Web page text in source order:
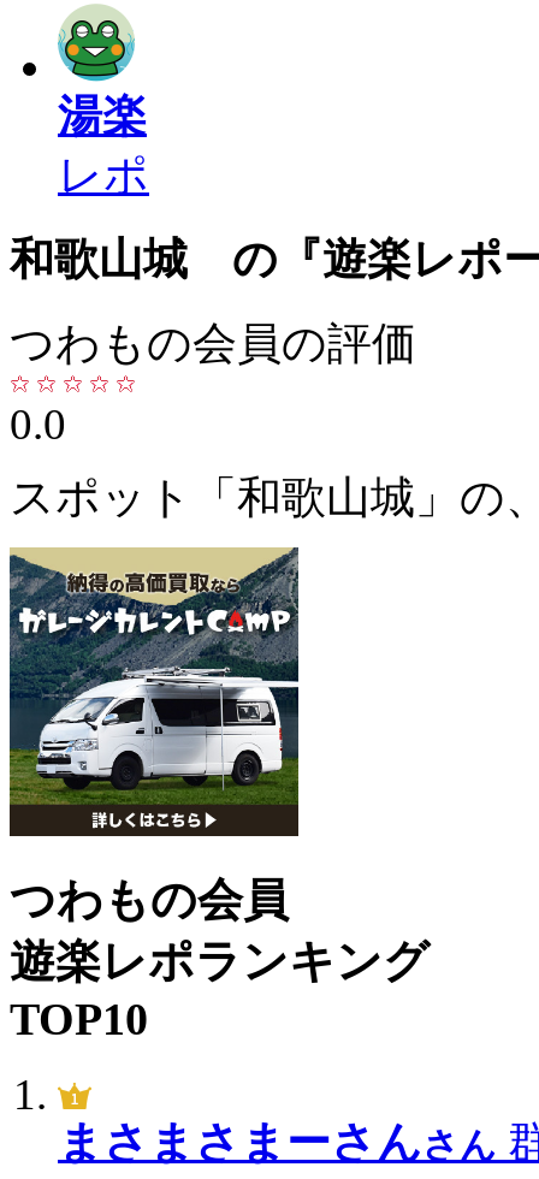
湯楽
レポ
和歌山城 の『遊楽レポ
つわもの会員の評価
0.0
スポット「和歌山城」の
つわもの会員
遊楽レポランキング
TOP10
まさまさまーさんさん